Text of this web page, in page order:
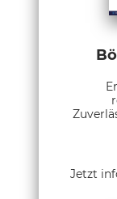
Jetzt